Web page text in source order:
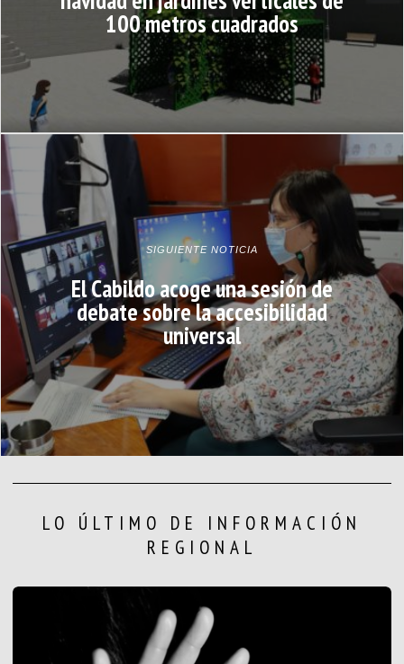
100 metros cuadrados
SIGUIENTE NOTICIA
El Cabildo acoge una sesión de
debate sobre la accesibilidad
universal
LO ÚLTIMO DE INFORMACIÓN
REGIONAL